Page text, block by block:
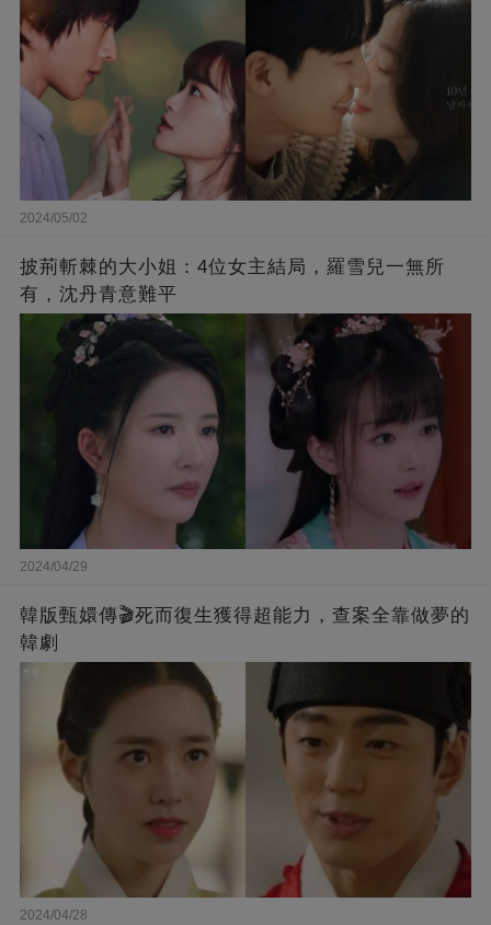
2024/05/02
披荊斬棘的大小姐：4位女主結局，羅雪兒一無所
有，沈丹青意難平
2024/04/29
韓版甄嬛傳🎬死而復生獲得超能力，查案全靠做夢的
韓劇
2024/04/28